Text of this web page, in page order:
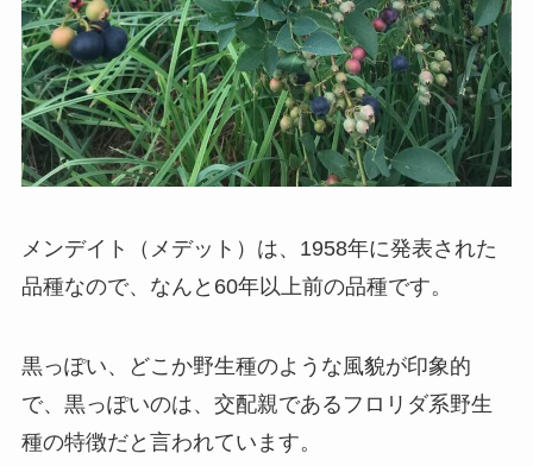
メンデイト（メデット）は、1958年に発表された
品種なので、なんと60年以上前の品種です。
黒っぽい、どこか野生種のような風貌が印象的
で、黒っぽいのは、交配親であるフロリダ系野生
種の特徴だと言われています。